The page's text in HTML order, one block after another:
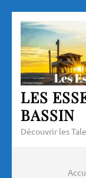
Aller
contenu
(Pressez
Entrée)
LES
BASSIN
Découvrir les